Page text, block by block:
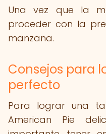
Una vez que la
proceder con la
manzana.
Consejos para
perfecto
Para lograr una
American Pie